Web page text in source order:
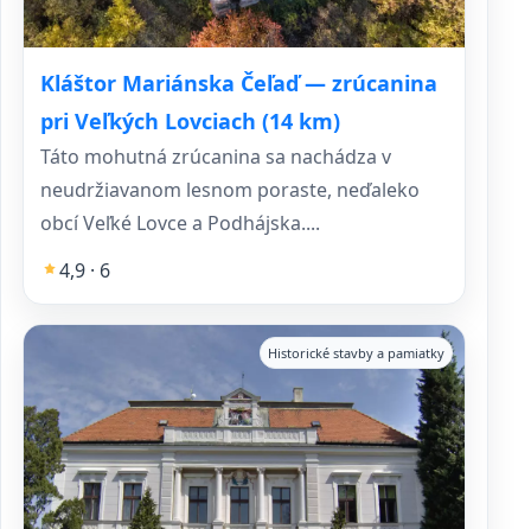
Kláštor Mariánska Čeľaď — zrúcanina
pri Veľkých Lovciach (14 km)
Táto mohutná zrúcanina sa nachádza v
neudržiavanom lesnom poraste, neďaleko
obcí Veľké Lovce a Podhájska....
4,9 · 6
Historické stavby a pamiatky